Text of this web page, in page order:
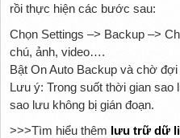
rồi thực hiện các bước sau:
Chọn Settings –> Backup –>
chú, ảnh, video….
Bật On Auto Backup và chờ
Lưu ý: Trong suốt thời gian sao
sao lưu không bị gián đoạn.
>>>Tìm hiểu thêm lưu trữ dữ